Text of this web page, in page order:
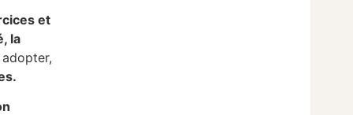
et
la